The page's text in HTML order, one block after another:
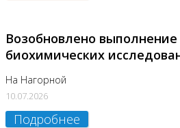
Возобновлено
биохимических
На Нагорной
10.07.2026
Подробнее